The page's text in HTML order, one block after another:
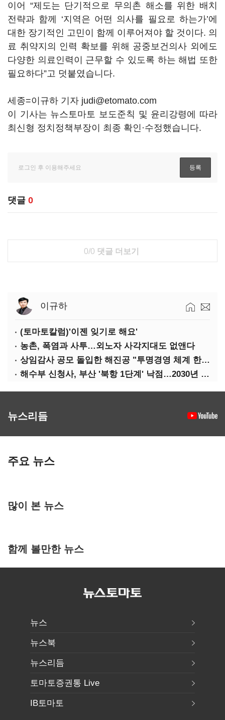
이어 “제도는 단기적으로 무의촌 해소를 위한 배치
전략과 함께 ‘지역은 어떤 의사를 필요로 하는가’에
대한 장기적인 고민이 함께 이루어져야 할 것이다. 의
료 취약지의 인력 확보를 위해 공중보건의사 외에도
다양한 의료인력이 근무할 수 있도록 하는 해법 또한
필요하다”고 덧붙였습니다.
세종=이규하 기자 judi@etomato.com
이 기사는 뉴스토마토 보도준칙 및 윤리강령에 따라
최신형 정치정책부장이 최종 확인·수정했습니다.
댓글 0
0/0 댓글 더보기
이규하
(토마토칼럼)'이젠 잊기로 해요'
농촌, 폭염과 사투…외노자 사각지대도 없앤다
상임감사 공모 돌입한 해진공 "투명경영 체계 한층 강화"
해수부 신청사, 부산 '북항 1단계' 낙점…2030년 완공 목표
뉴스리듬
주요 뉴스
많이 본 뉴스
함께 볼만한 뉴스
뉴스
뉴스북
뉴스리듬
토마토증권통 Live
IB토마토